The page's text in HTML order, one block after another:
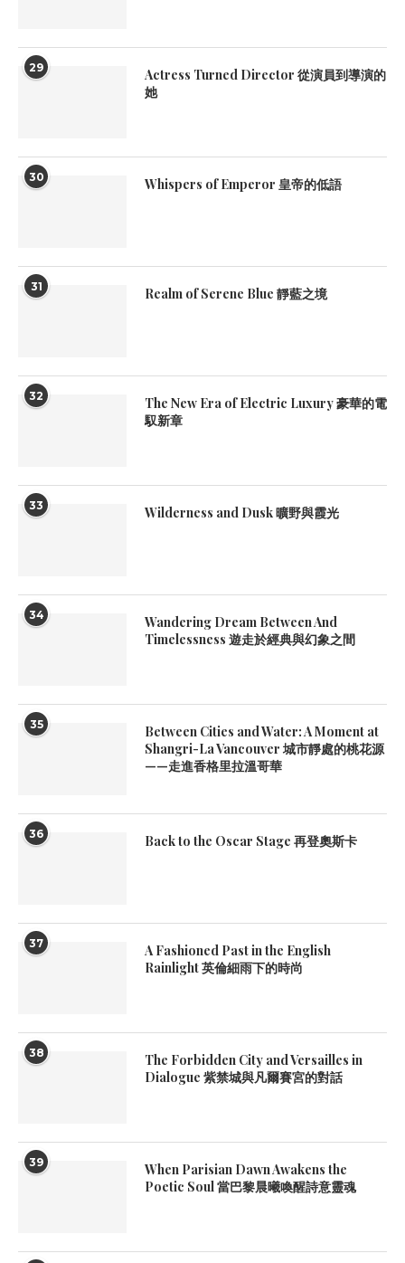
29
Actress Turned Director 從演員到導演的
她
30 Whispers of Emperor 皇帝的低語
31 Realm of Serene Blue 靜藍之境
32
The New Era of Electric Luxury 豪華的電
馭新章
33 Wilderness and Dusk 曠野與霞光
34
Wandering Dream Between And
Timelessness 遊走於經典與幻象之間
35
Between Cities and Water: A Moment at
Shangri-La Vancouver 城市靜處的桃花源
——走進香格里拉溫哥華
36 Back to the Oscar Stage 再登奧斯卡
37
A Fashioned Past in the English
Rainlight 英倫細雨下的時尚
38
The Forbidden City and Versailles in
Dialogue 紫禁城與凡爾賽宮的對話
39
When Parisian Dawn Awakens the
Poetic Soul 當巴黎晨曦喚醒詩意靈魂